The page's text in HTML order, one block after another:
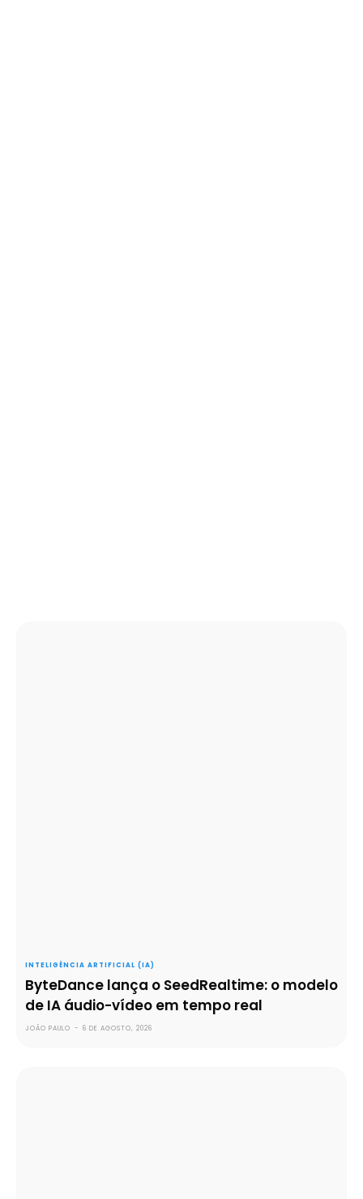
INTELIGÊNCIA ARTIFICIAL (IA)
ByteDance lança o SeedRealtime: o modelo
de IA áudio-vídeo em tempo real
JOÃO PAULO - 6 DE AGOSTO, 2026